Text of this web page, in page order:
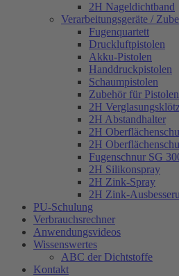
2H Nageldichtband
Verarbeitungsgeräte /
Fugenquartett
Druckluftpistolen
Akku-Pistolen
Handdruckpistolen
Schaumpistolen
Zubehör für Pistolen
2H
2H Abstandhalter
2H
2H
Fugenschnur SG
2H Silikonspray
2H Zink-Spray
2H Zink-
PU-Schulung
Verbrauchsrechner
Anwendungsvideos
Wissenswertes
ABC der Dichtstoffe
Kontakt